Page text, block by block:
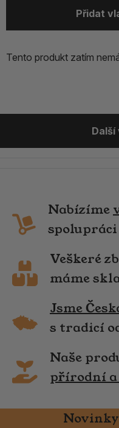
Přidat
Tento produkt zatím
Další
Nabízíme
spolupráci
Veškeré
máme
Jsme
s tradicí
Naše
přírodní